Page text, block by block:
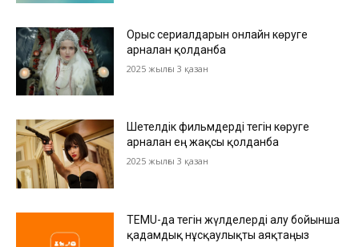
Орыс сериалдарын онлайн көруге
арналған қолданба
2025 жылғы 3 қазан
Шетелдік фильмдерді тегін көруге
арналған ең жақсы қолданба
2025 жылғы 3 қазан
TEMU-да тегін жүлделерді алу бойынша
қадамдық нұсқаулықты аяқтаңыз